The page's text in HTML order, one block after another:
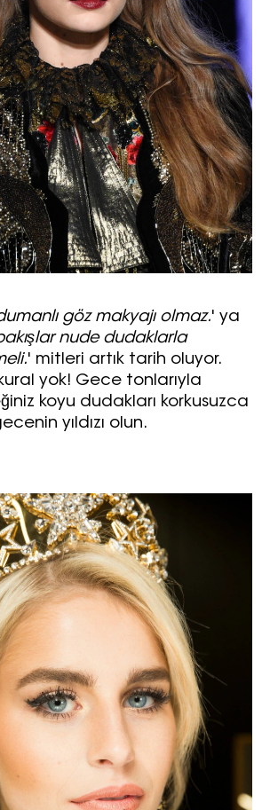
göz makyajı olmaz.' ya
nude dudaklarla
' mitleri artık tarih oluyor.
yok! Gece tonlarıyla
koyu dudakları korkusuzca
yıldızı olun.